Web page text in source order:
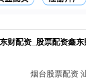
财配资_股票配资鑫
烟台股票配资